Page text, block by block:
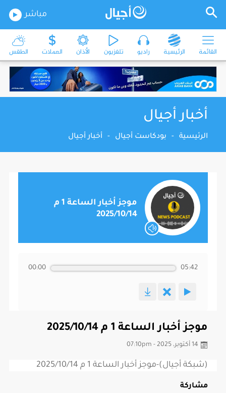
مباشر
القائمة الرئيسية راديو تلفزيون الأذان العملات الطقس
أخبار أجيال
الرئيسية - بودكاست أجيال - أخبار أجيال
موجز أخبار الساعة 1 م
2025/10/14
00:00 05:42
موجز أخبار الساعة 1 م 2025/10/14
14 أكتوبر، 2025 - 07:10pm
(شبكة أجيال)-موجز أخبار الساعة 1 م 2025/10/14
مشاركة